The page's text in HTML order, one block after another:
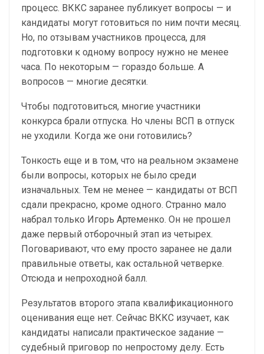
процесс. ВККС заранее публикует вопросы — и
кандидаты могут готовиться по ним почти месяц.
Но, по отзывам участников процесса, для
подготовки к одному вопросу нужно не менее
часа. По некоторым — гораздо больше. А
вопросов — многие десятки.
Чтобы подготовиться, многие участники
конкурса брали отпуска. Но члены ВСП в отпуск
не уходили. Когда же они готовились?
Тонкость еще и в том, что на реальном экзамене
были вопросы, которых не было среди
изначальных. Тем не менее — кандидаты от ВСП
сдали прекрасно, кроме одного. Странно мало
набрал только Игорь Артеменко. Он не прошел
даже первый отборочный этап из четырех.
Поговаривают, что ему просто заранее не дали
правильные ответы, как остальной четверке.
Отсюда и непроходной балл.
Результатов второго этапа квалификационного
оценивания еще нет. Сейчас ВККС изучает, как
кандидаты написали практическое задание —
судебный приговор по непростому делу. Есть